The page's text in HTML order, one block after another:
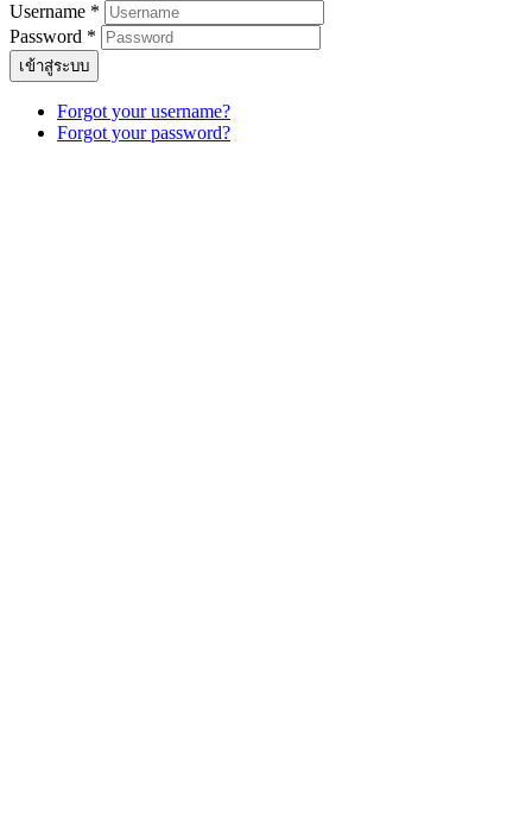
Username *
Password *
เข้าสู่ระบบ
Forgot your username?
Forgot your password?